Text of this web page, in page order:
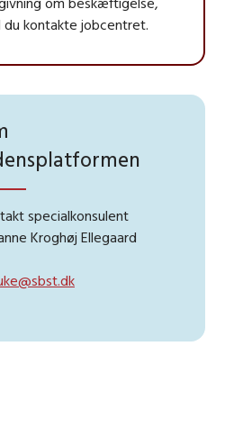
du kontakte jobcentret.
specialkonsulent
Kroghøj Ellegaard